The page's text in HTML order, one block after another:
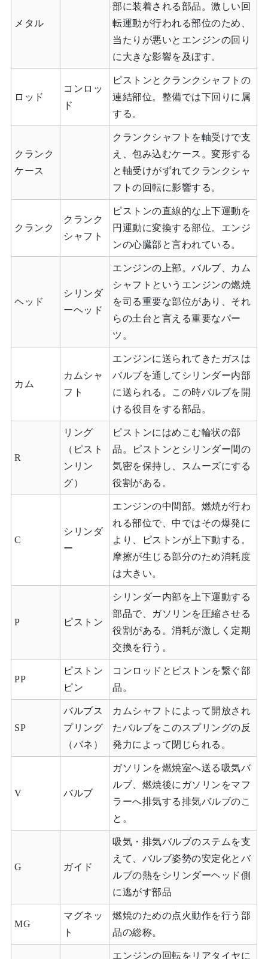
メタル
部に装着される部品。激しい回
転運動が行われる部位のため、
当たりが悪いとエンジンの回り
に大きな影響を及ぼす。
ロッド
コンロッ
ド
ピストンとクランクシャフトの
連結部位。整備では下回りに属
する。
クランク
ケース
クランクシャフトを軸受けで支
え、包み込むケース。変形する
と軸受けがずれてクランクシャ
フトの回転に影響する。
クランク
クランク
シャフト
ピストンの直線的な上下運動を
円運動に変換する部位。エンジ
ンの心臓部と言われている。
ヘッド
シリンダ
ーヘッド
エンジンの上部。バルブ、カム
シャフトというエンジンの燃焼
を司る重要な部位があり、それ
らの土台と言える重要なパー
ツ。
カム
カムシャ
フト
エンジンに送られてきたガスは
バルブを通してシリンダー内部
に送られる。この時バルブを開
ける役目をする部品。
R
リング
（ピスト
ンリン
グ）
ピストンにはめこむ輪状の部
品。ピストンとシリンダー間の
気密を保持し、スムーズにする
役割がある。
C
シリンダ
ー
エンジンの中間部。燃焼が行わ
れる部位で、中ではその爆発に
より、ピストンが上下動する。
摩擦が生じる部分のため消耗度
は大きい。
P ピストン
シリンダー内部を上下運動する
部品で、ガソリンを圧縮させる
役割がある。消耗が激しく定期
交換を行う。
PP
ピストン
ピン
コンロッドとピストンを繋ぐ部
品。
SP
バルブス
プリング
（バネ）
カムシャフトによって開放され
たバルブをこのスプリングの反
発力によって閉じられる。
V バルブ
ガソリンを燃焼室へ送る吸気バ
ルブ、燃焼後にガソリンをマフ
ラーへ排気する排気バルブのこ
と。
G ガイド
吸気・排気バルブのステムを支
えて、バルブ姿勢の安定化とバ
ルブの熱をシリンダーヘッド側
に逃がす部品
MG
マグネッ
ト
燃焼のための点火動作を行う部
品の総称。
エンジンの回転をリアタイヤに